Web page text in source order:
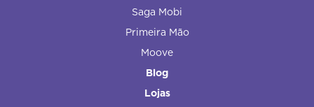
Saga Mobi
Primeira Mão
Moove
Blog
Lojas